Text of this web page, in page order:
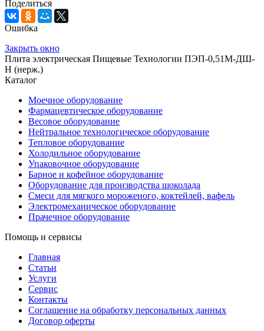
Поделиться
Ошибка
Закрыть окно
Плита электрическая Пищевые Технологии ПЭП-0,51М-ДШ-
Н (нерж.)
Каталог
Моечное оборудование
Фармацевтическое оборудование
Весовое оборудование
Нейтральное технологическое оборудование
Тепловое оборудование
Холодильное оборудование
Упаковочное оборудование
Барное и кофейное оборудование
Оборудование для производства шоколада
Смеси для мягкого мороженого, коктейлей, вафель
Электромеханическое оборудование
Прачечное оборудование
Помощь и сервисы
Главная
Статьи
Услуги
Сервис
Контакты
Соглашение на обработку персональных данных
Договор оферты